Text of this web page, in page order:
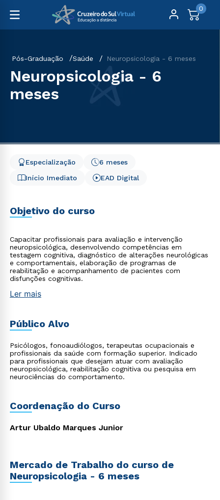
0
Pós-Graduação Saúde Neuropsicologia - 6 meses
Neuropsicologia - 6
meses
Início Imediato
6 meses
Especialização
EAD Digital
Objetivo do curso
Capacitar profissionais para avaliação e intervenção
neuropsicológica, desenvolvendo competências em
testagem cognitiva, diagnóstico de alterações neurológicas
e comportamentais, elaboração de programas de
reabilitação e acompanhamento de pacientes com
disfunções cognitivas.
Ler mais
Público Alvo
Psicólogos, fonoaudiólogos, terapeutas ocupacionais e
profissionais da saúde com formação superior. Indicado
para profissionais que desejam atuar com avaliação
neuropsicológica, reabilitação cognitiva ou pesquisa em
neurociências do comportamento.
Coordenação do Curso
Artur Ubaldo Marques Junior
Mercado de Trabalho do curso de
Neuropsicologia - 6 meses